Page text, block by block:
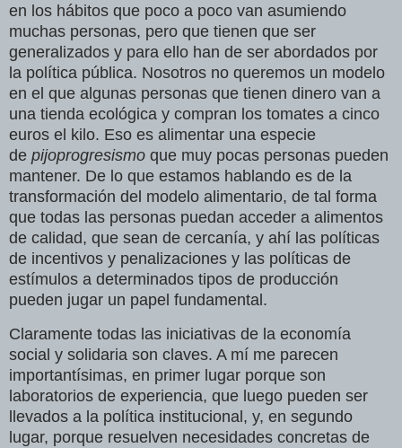
en los hábitos que poco a poco van asumiendo
muchas personas, pero que tienen que ser
generalizados y para ello han de ser abordados por
la política pública. Nosotros no queremos un modelo
en el que algunas personas que tienen dinero van a
una tienda ecológica y compran los tomates a cinco
euros el kilo. Eso es alimentar una especie
de pijoprogresismo que muy pocas personas pueden
mantener. De lo que estamos hablando es de la
transformación del modelo alimentario, de tal forma
que todas las personas puedan acceder a alimentos
de calidad, que sean de cercanía, y ahí las políticas
de incentivos y penalizaciones y las políticas de
estímulos a determinados tipos de producción
pueden jugar un papel fundamental.
Claramente todas las iniciativas de la economía
social y solidaria son claves. A mí me parecen
importantísimas, en primer lugar porque son
laboratorios de experiencia, que luego pueden ser
llevados a la política institucional, y, en segundo
lugar, porque resuelven necesidades concretas de